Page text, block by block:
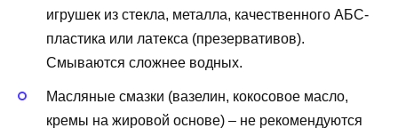
игрушек из стекла, металла, качественного АБС-
пластика или латекса (презервативов).
Смываются сложнее водных.
Масляные смазки (вазелин, кокосовое масло,
кремы на жировой основе) – не рекомендуются